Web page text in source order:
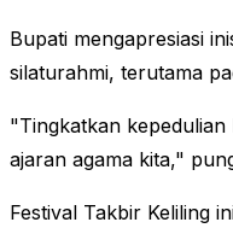
Bupati mengapresiasi
silaturahmi, terutama
"Tingkatkan
ajaran agama kita,"
Festival Takbir Keliling